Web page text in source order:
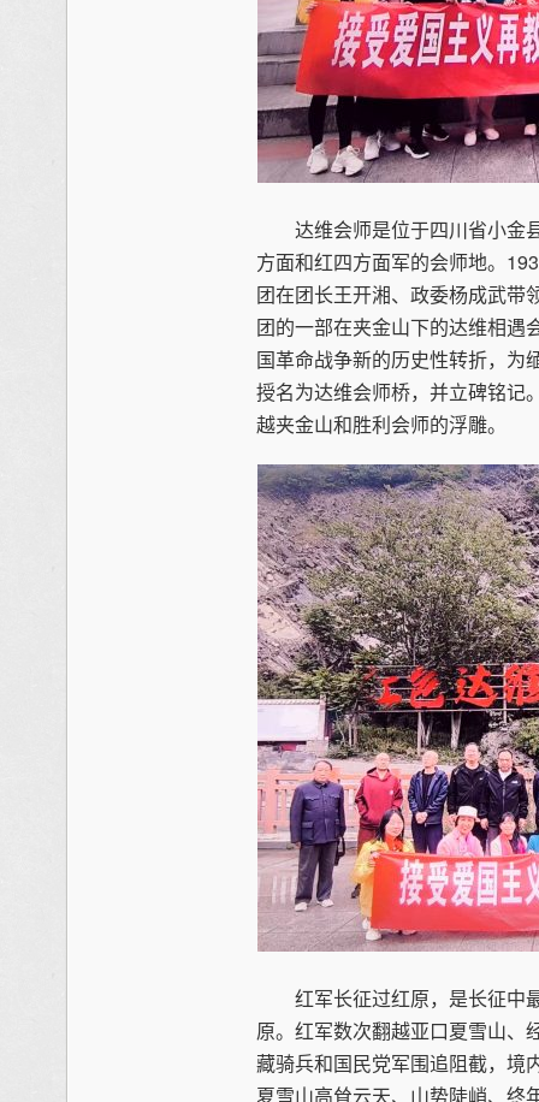
达维会师是位于四川省小金
方面和红四方面军的会师地。
团在团长王开湘、政委杨成武带
团的一部在夹金山下的达维相遇
国革命战争新的历史性转折，为
授名为达维会师桥，并立碑铭记
越夹金山和胜利会师的浮雕。
红军长征过红原，是长征中
原。红军数次翻越亚口夏雪山、
藏骑兵和国民党军围追阻截，境
夏雪山高耸云天、山势陡峭、终